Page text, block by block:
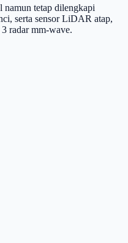
tetap dilengkapi
serta sensor LiDAR atap,
radar mm-wave.